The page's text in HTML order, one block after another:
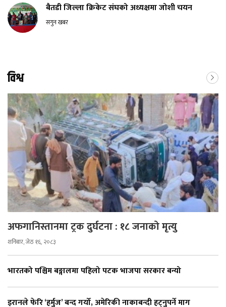
बैतडी जिल्ला क्रिकेट संघको अध्यक्षमा जोशी चयन
सगुन खबर
विश्व
अफगानिस्तानमा ट्रक दुर्घटना : १८ जनाको मृत्यु
शनिबार, जेठ १६, २०८३
भारतको पश्चिम बङ्गालमा पहिलो पटक भाजपा सरकार बन्यो
इरानले फेरि ‘हर्मुज’ बन्द गर्यो, अमेरिकी नाकाबन्दी हट्नुपर्ने माग